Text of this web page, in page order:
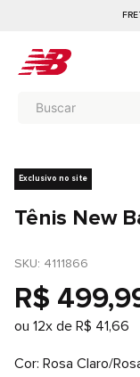
Exclusivo no site
Tênis New
SKU: 4111866
R$ 499,
ou 12x de R$ 41,66
Cor Rosa Claro/